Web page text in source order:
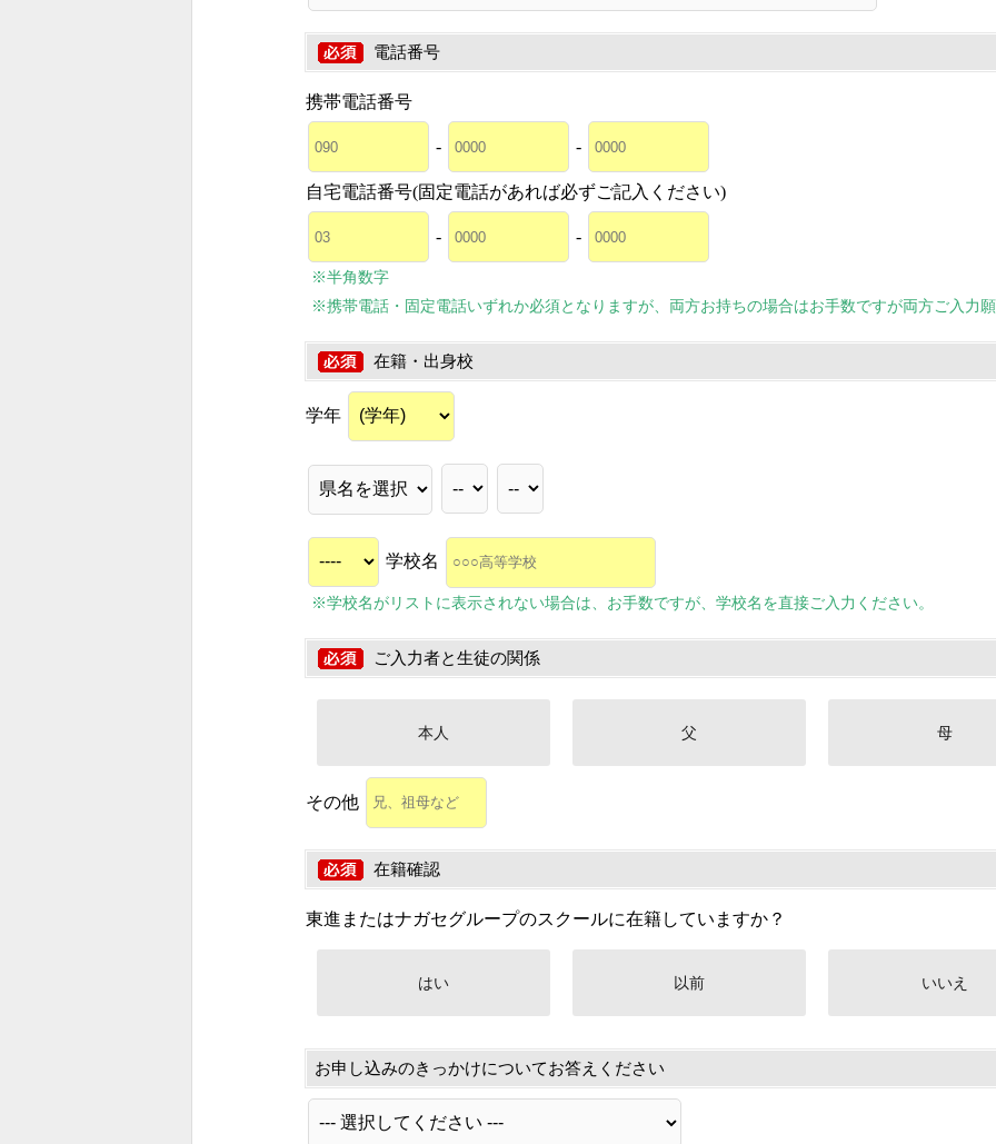
電話番号
携帯電話番号
- -
自宅電話番号(固定電話があれば必ずご記入ください)
- -
※半角数字
※携帯電話・固定電話いずれか必須となりますが、両方お持ちの場合はお手数ですが両方ご入力
在籍・出身校
学年
学校名
※学校名がリストに表示されない場合は、お手数ですが、学校名を直接ご入力ください。
ご入力者と生徒の関係
本人 父 母
その他
在籍確認
東進またはナガセグループのスクールに在籍していますか？
はい 以前 いいえ
お申し込みのきっかけについてお答えください